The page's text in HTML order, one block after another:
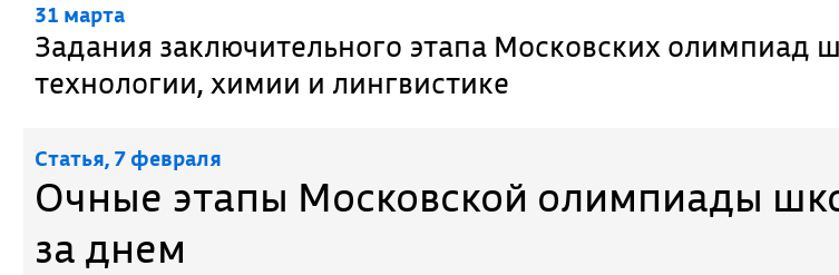
31 марта
Задания заключительного этапа Московских олимпиад
технологии, химии и лингвистике
Cтатья, 7 февраля
Очные этапы Московской олимпиады
за днем